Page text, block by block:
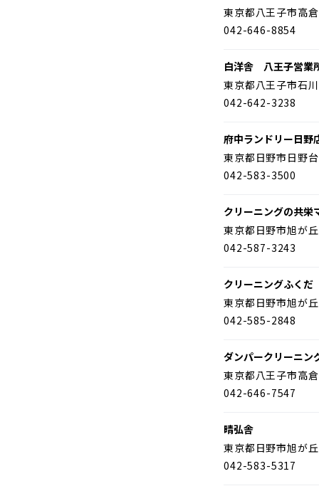
東京都八王子市高
042-646-8854
白洋舎 八王子営業
東京都八王子市石
042-642-3238
府中ランドリー日野
東京都日野市日野
042-583-3500
クリーニングの共栄
東京都日野市旭が
042-587-3243
クリーニングふく
東京都日野市旭が
042-585-2848
ダンパークリーニン
東京都八王子市高
042-646-7547
晴弘舎
東京都日野市旭が
042-583-5317